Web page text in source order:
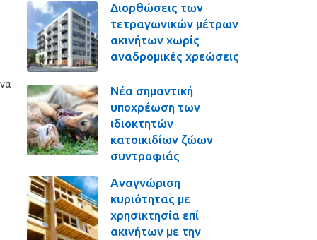
Διορθώσεις των
τετραγωνικών μέτρων
ακινήτων χωρίς
αναδρομικές χρεώσεις
Νέα σημαντική
υποχρέωση των
ιδιοκτητών
κατοικιδίων ζώων
συντροφιάς
Αναγνώριση
κυριότητας με
χρησικτησία επί
ακινήτων με την